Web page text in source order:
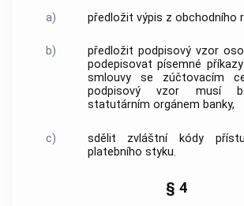
a)
předložit výpis z obchodního
b)
předložit podpisový vzor
podepisovat písemné
smlouvy se zúčtovacím
podpisový vzor musí
statutárním orgánem banky,
c)
sdělit zvláštní kódy
platebního styku.
§ 4